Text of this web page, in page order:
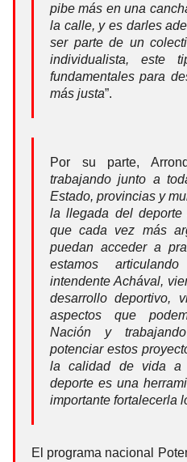
pibe más en una
la calle, y es darles
ser parte de un
individualista, este
fundamentales para
más justa”.
Por su parte,
trabajando junto a
Estado, provincias y
la llegada del
que cada vez más
puedan acceder a
estamos
intendente Achával,
desarrollo deportivo,
aspectos que
Nación y
potenciar estos
la calidad de vida a
deporte es una
importante fortalecerla
El programa nacional